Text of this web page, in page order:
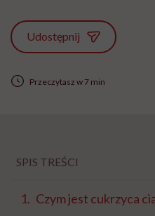
Udostępnij
Przeczytasz w 7 min
SPIS TREŚCI
Czym jest cukrzyca